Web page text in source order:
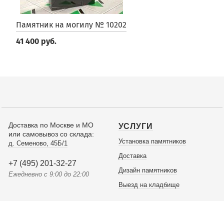
Памятник на могилу № 10202
41 400 руб.
Доставка по Москве и МО
или самовывоз со склада:
д. Семеново, 45Б/1
+7 (495) 201-32-27
Ежедневно с 9:00 до 22:00
УСЛУГИ
Установка памятников
Доставка
Дизайн памятников
Выезд на кладбище